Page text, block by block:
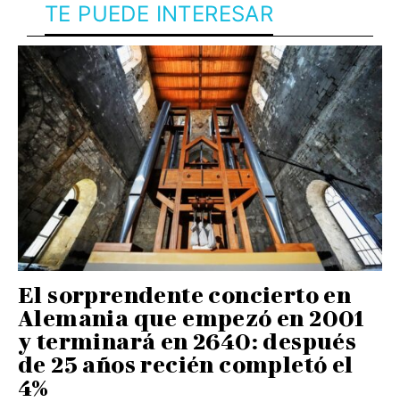
TE PUEDE INTERESAR
El sorprendente concierto en
Alemania que empezó en 2001
y terminará en 2640: después
de 25 años recién completó el
4%